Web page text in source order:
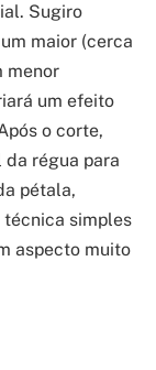
Sugiro
maior (cerca
menor
um efeito
o corte,
régua para
pétala,
técnica simples
aspecto muito